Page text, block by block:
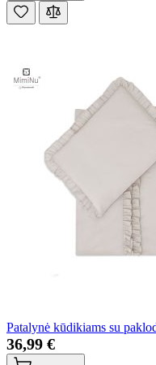
Patalynė kūdikiams su
36,99 €